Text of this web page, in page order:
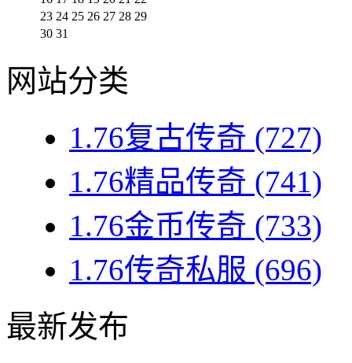
23 24 25 26 27 28 29
30 31
网站分类
1.76复古传奇 (727)
1.76精品传奇 (741)
1.76金币传奇 (733)
1.76传奇私服 (696)
最新发布